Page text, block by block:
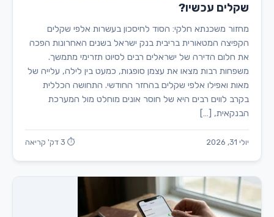
שקלים עכשיו?
מחזור משכנתא חלקי: הסוד לחיסכון בעשרות אלפי שקלים
הקפיצה המטאורית בריבית בנק ישראל בשנים האחרונות הפכה
את חלום הדירה של ישראלים רבים לסיוט תזרימי מתמשך.
משפחות רבות מצאו את עצמן סופגות, כמעט בין לילה, עלייה של
מאות ואפילו אלפי שקלים בהחזר החודשי. התחושה הכללית
בקרב לווים רבים היא של חוסר אונים מוחלט מול המערכת
הבנקאית, […]
יולי 31, 2026 ⏱ 3 דק' קריאה